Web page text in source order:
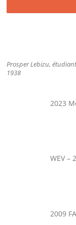
Prosper Lebizu,
1938
2023
WEV –
2009